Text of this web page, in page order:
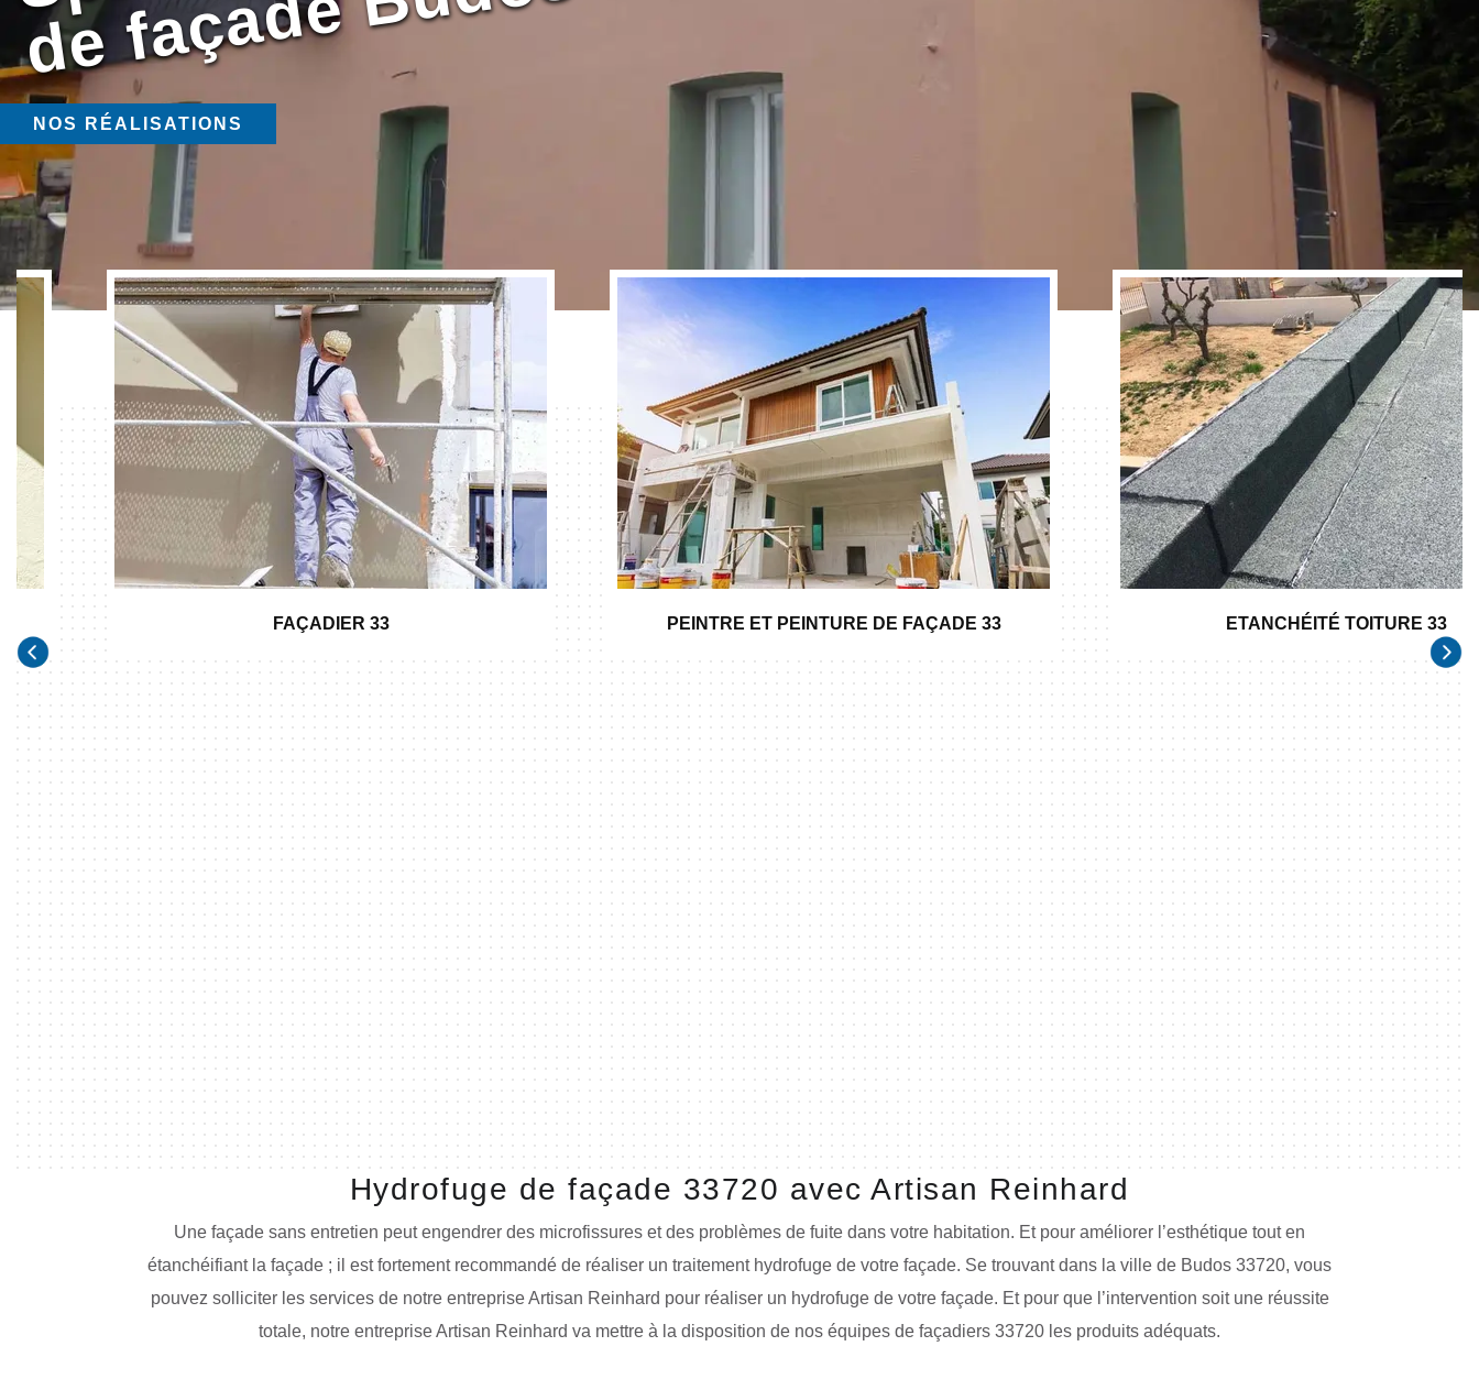
NOS RÉALISATIONS
FAÇADIER 33 PEINTRE ET PEINTURE DE FAÇADE 33 ETANCHÉITÉ TOITURE 33
Hydrofuge de façade 33720 avec Artisan Reinhard
Une façade sans entretien peut engendrer des microfissures et des problèmes de fuite dans votre habitation. Et pour améliorer l’esthétique tout en
étanchéifiant la façade ; il est fortement recommandé de réaliser un traitement hydrofuge de votre façade. Se trouvant dans la ville de Budos 33720, vous
pouvez solliciter les services de notre entreprise Artisan Reinhard pour réaliser un hydrofuge de votre façade. Et pour que l’intervention soit une réussite
totale, notre entreprise Artisan Reinhard va mettre à la disposition de nos équipes de façadiers 33720 les produits adéquats.